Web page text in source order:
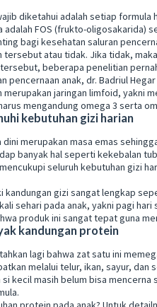
diketahui adalah setiap
adalah FOS (frukto-oligosakarida)
bagi kesehatan saluran
tersebut atau tidak. Jika tidak,
beberapa penelitian
pencernaan anak, dr. Badriul
merupakan jaringan limfoid, yakni
mengandung omega 3 serta
kebutuhan gizi harian
dini merupakan masa emas
banyak hal seperti kekebalan
seluruh kebutuhan gizi
kandungan gizi sangat lengkap
sehari pada anak, yakni pagi
produk ini sangat tepat guna
kandungan protein
lagi bahwa zat satu ini
melalui telur, ikan, sayur, dan
kecil masih belum bisa